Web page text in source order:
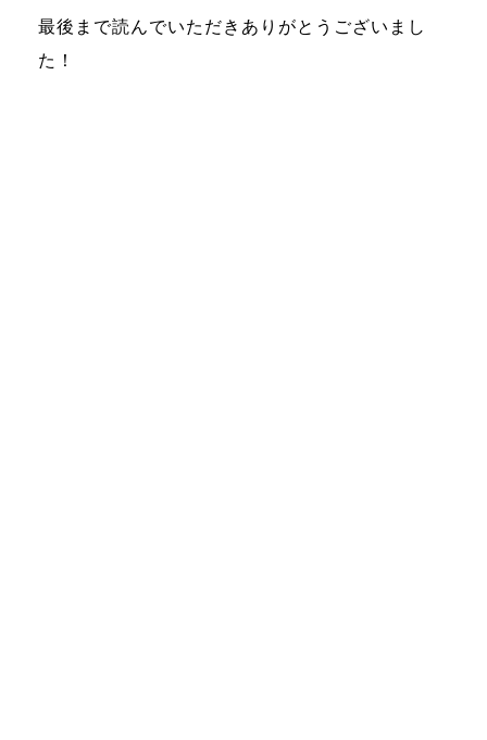
最後まで読んでいただきありがとうございまし
た！